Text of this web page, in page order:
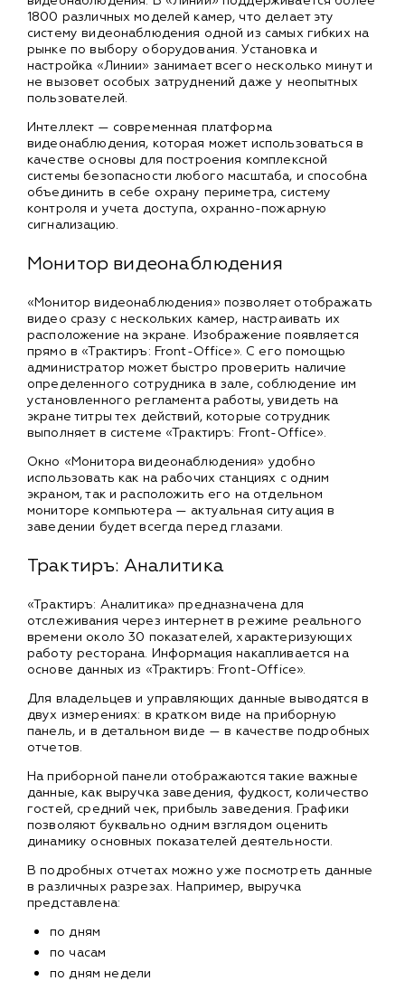
1800 различных моделей камер, что делает эту
систему видеонаблюдения одной из самых гибких на
рынке по выбору оборудования. Установка и
настройка «Линии» занимает всего несколько минут и
не вызовет особых затруднений даже у неопытных
пользователей.
Интеллект — современная платформа
видеонаблюдения, которая может использоваться в
качестве основы для построения комплексной
системы безопасности любого масштаба, и способна
объединить в себе охрану периметра, систему
контроля и учета доступа, охранно-пожарную
сигнализацию.
Монитор видеонаблюдения
«Монитор видеонаблюдения» позволяет отображать
видео сразу с нескольких камер, настраивать их
расположение на экране. Изображение появляется
прямо в «Трактиръ: Front-Office». С его помощью
администратор может быстро проверить наличие
определенного сотрудника в зале, соблюдение им
установленного регламента работы, увидеть на
экране титры тех действий, которые сотрудник
выполняет в системе «Трактиръ: Front-Office».
Окно «Монитора видеонаблюдения» удобно
использовать как на рабочих станциях с одним
экраном, так и расположить его на отдельном
мониторе компьютера — актуальная ситуация в
заведении будет всегда перед глазами.
Трактиръ: Аналитика
«Трактиръ: Аналитика» предназначена для
отслеживания через интернет в режиме реального
времени около 30 показателей, характеризующих
работу ресторана. Информация накапливается на
основе данных из «Трактиръ: Front-Office».
Для владельцев и управляющих данные выводятся в
двух измерениях: в кратком виде на приборную
панель, и в детальном виде — в качестве подробных
отчетов.
На приборной панели отображаются такие важные
данные, как выручка заведения, фудкост, количество
гостей, средний чек, прибыль заведения. Графики
позволяют буквально одним взглядом оценить
динамику основных показателей деятельности.
В подробных отчетах можно уже посмотреть данные
в различных разрезах. Например, выручка
представлена:
по дням
по часам
по дням недели